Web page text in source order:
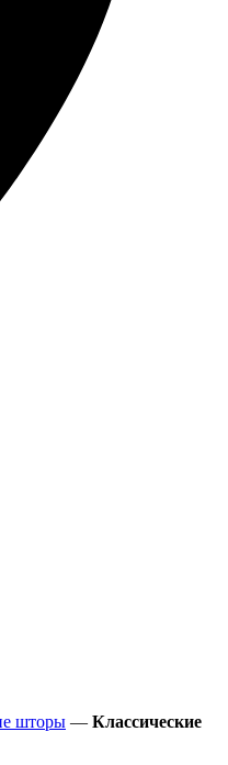
шторы — Классические